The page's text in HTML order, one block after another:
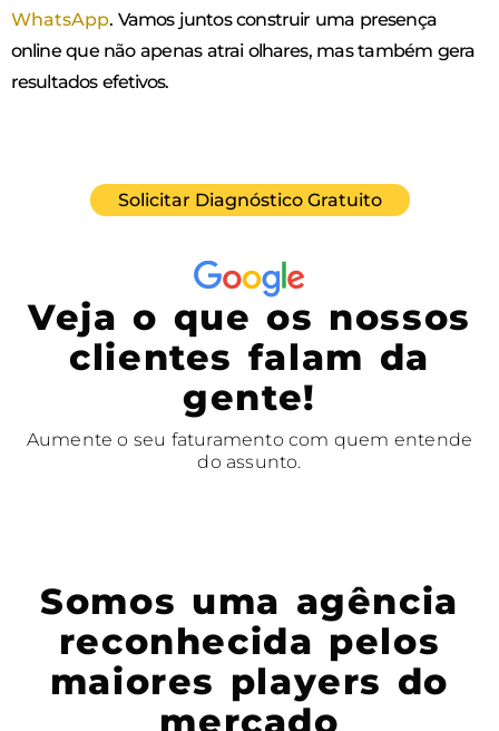
WhatsApp. Vamos juntos construir uma presença
online que não apenas atrai olhares, mas também gera
resultados efetivos.
Solicitar Diagnóstico Gratuito
Veja o que os nossos
clientes falam da
gente!
Aumente o seu faturamento com quem entende
do assunto.
Somos uma agência
reconhecida pelos
maiores players do
mercado